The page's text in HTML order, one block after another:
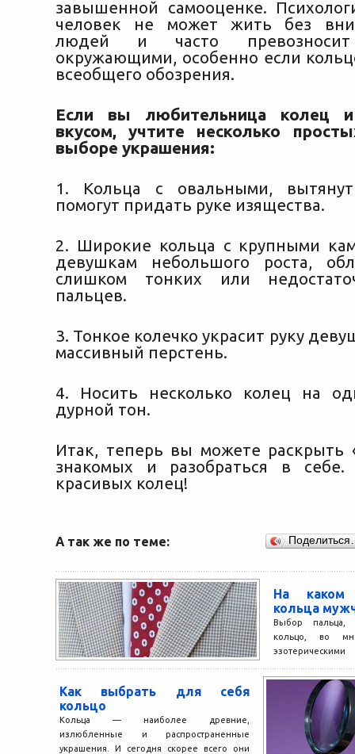
завышенной самооценке.
человек не может жить без
людей и часто
окружающими, особенно если
всеобщего обозрения.
Если вы любительница колец
вкусом, учтите несколько
выборе украшения:
1. Кольца с овальными,
помогут придать руке изящества.
2. Широкие кольца с крупными
девушкам небольшого роста,
слишком тонких или
пальцев.
3. Тонкое колечко украсит руку
массивный перстень.
4. Носить несколько колец на
дурной тон.
Итак, теперь вы можете раскрыть
знакомых и разобраться в
красивых колец!
А так же по теме:
На каком
кольца
Выбор пальца,
кольцо, во
эзотерическими
своя...
Как выбрать для себя
кольцо
Кольца — наиболее древние,
излюбленные и распространенные
украшения. И сегодня скорее всего они